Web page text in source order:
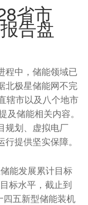
省市
告盘
程中，储能领域已
北极星储能网不完
辖市以及八个地市
储能相关内容。
规划、虚拟电厂
提供坚实保障。
能发展累计目标
标水平，截止到
五新型储能装机